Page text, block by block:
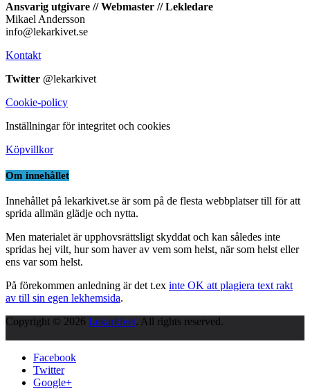
Ansvarig utgivare // Webmaster // Lekledare
Mikael Andersson
info@lekarkivet.se
Kontakt
Twitter @lekarkivet
Cookie-policy
Inställningar för integritet och cookies
Köpvillkor
Om innehållet
Innehållet på lekarkivet.se är som på de flesta webbplatser till för att
sprida allmän glädje och nytta.
Men materialet är upphovsrättsligt skyddat och kan således inte
spridas hej vilt, hur som haver av vem som helst, när som helst eller
ens var som helst.
På förekommen anledning är det t.ex inte OK att plagiera text rakt
av till sin egen lekhemsida.
Copyright © 2026 Lekarkivet. All rights reserved.
Facebook
Twitter
Google+